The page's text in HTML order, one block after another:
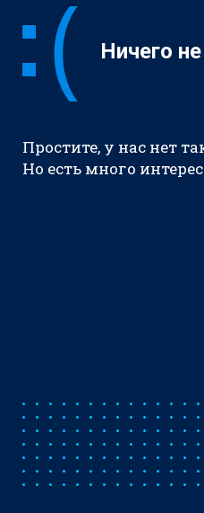
Ничего
Простите, у нас нет
Но есть много